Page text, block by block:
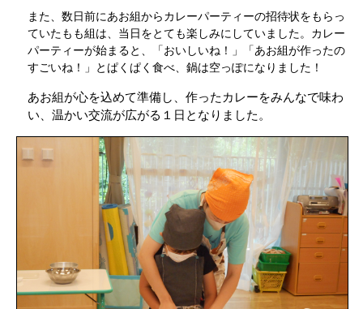
また、数日前にあお組からカレーパーティーの招待状をもらっ
ていたもも組は、当日をとても楽しみにしていました。カレー
パーティーが始まると、「おいしいね！」「あお組が作ったの
すごいね！」とぱくぱく食べ、鍋は空っぽになりました！
あお組が心を込めて準備し、作ったカレーをみんなで味わ
い、温かい交流が広がる１日となりました。